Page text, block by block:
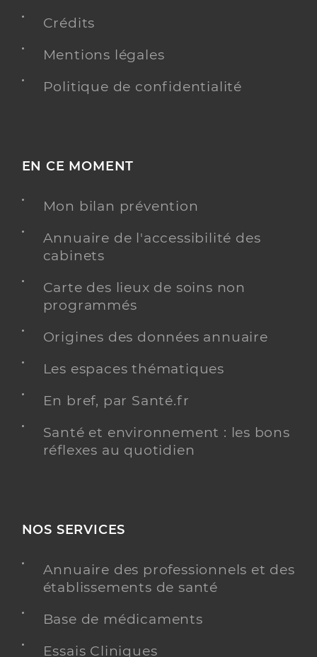
Crédits
Mentions légales
Politique de confidentialité
EN CE MOMENT
Mon bilan prévention
Annuaire de l'accessibilité des
cabinets
Carte des lieux de soins non
programmés
Origines des données annuaire
Les espaces thématiques
En bref, par Santé.fr
Santé et environnement : les bons
réflexes au quotidien
NOS SERVICES
Annuaire des professionnels et des
établissements de santé
Base de médicaments
Essais Cliniques